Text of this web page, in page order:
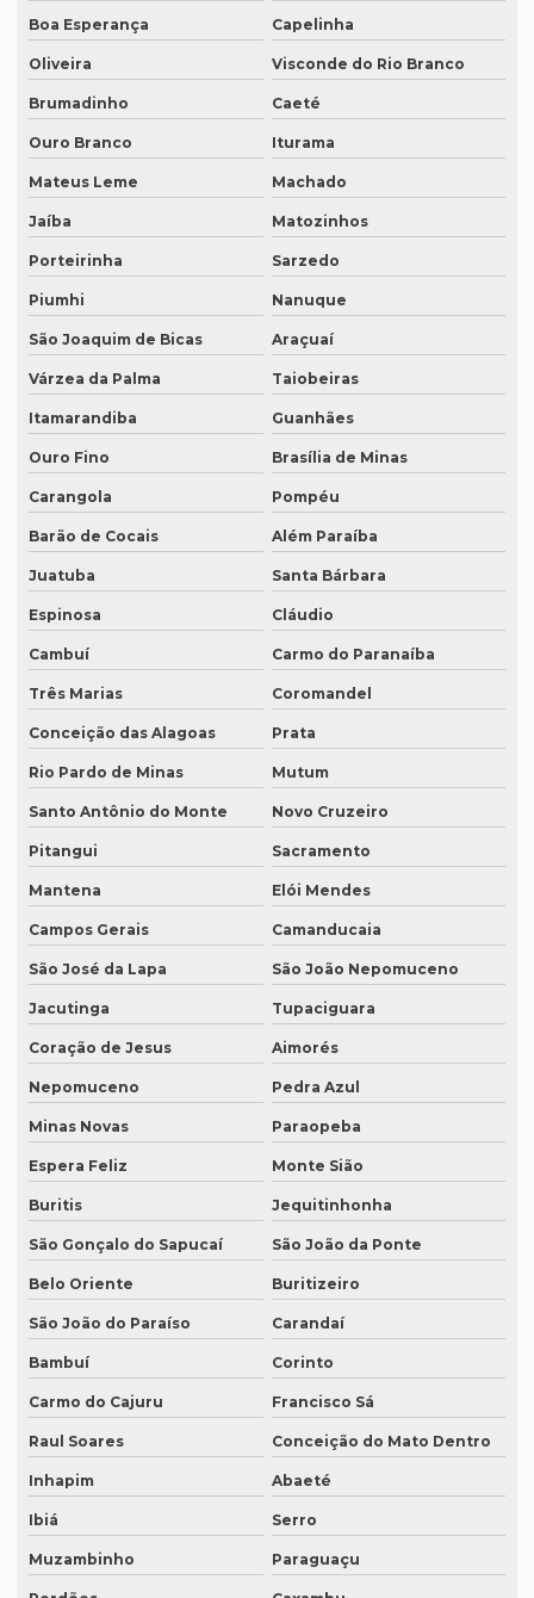
Empresa tradutora juramentada em brasília
Empresa tradutora juramentada em recife
Empresa de tradutores juramentados
Empresa de tradutores juramentados em brasília
Empresa de transcrição de audio
Empresas especializadas em tradução
Empresas que fazem tradução
Empresas que fazem tradução juramentada
Empresas que fazem tradução técnica
Empresas que prestam serviço de tradução
Empresas de tradução de artigos científicos em inglês
Empresas de tradução em curitiba
Empresas de tradução online
Empresas de tradução porto alegre
Empresas de transcrição de áudio para -texto
Equipamento para tradução simultanea
Equipamento de tradução simultânea portátil
Equipamento tradução simultanea preço
Equipamentos para interpretação simultânea
Equipamentos necessários para tradução simultânea
Equipamentos de tradução simultânea sp
Interpretação simultânea
Intérprete alemão profissional
Intérprete chinês português
Intérprete consecutivo
Intérprete de coreano em são paulo
Intérprete de espanhol em brasília
Intérprete de espanhol em campinas
Intérprete de espanhol em curitiba
Intérprete de espanhol em porto alegre
Intérprete para eventos
Intérprete de inglês em campinas
Intérprete de inglês em curitiba
Intérprete inglês espanhol português
Boa Esperança Capelinha
Oliveira Visconde do Rio Branco
Brumadinho Caeté
Ouro Branco Iturama
Mateus Leme Machado
Jaíba Matozinhos
Porteirinha Sarzedo
Piumhi Nanuque
São Joaquim de Bicas Araçuaí
Várzea da Palma Taiobeiras
Itamarandiba Guanhães
Ouro Fino Brasília de Minas
Carangola Pompéu
Barão de Cocais Além Paraíba
Juatuba Santa Bárbara
Espinosa Cláudio
Cambuí Carmo do Paranaíba
Três Marias Coromandel
Conceição das Alagoas Prata
Rio Pardo de Minas Mutum
Santo Antônio do Monte Novo Cruzeiro
Pitangui Sacramento
Mantena Elói Mendes
Campos Gerais Camanducaia
São José da Lapa São João Nepomuceno
Jacutinga Tupaciguara
Coração de Jesus Aimorés
Nepomuceno Pedra Azul
Minas Novas Paraopeba
Espera Feliz Monte Sião
Buritis Jequitinhonha
São Gonçalo do Sapucaí São João da Ponte
Belo Oriente Buritizeiro
São João do Paraíso Carandaí
Bambuí Corinto
Carmo do Cajuru Francisco Sá
Raul Soares Conceição do Mato Dentro
Inhapim Abaeté
Ibiá Serro
Muzambinho Paraguaçu